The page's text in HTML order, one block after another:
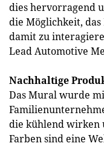
dies hervorragend
die Möglichkeit,
damit zu
Lead Automotive
Nachhaltige
Das Mural wurde
die kühlend wirken
Farben sind eine